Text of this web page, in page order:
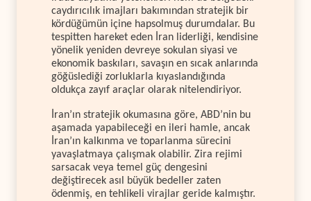
caydırıcılık imajları bakımından stratejik bir
kördüğümün içine hapsolmuş durumdalar. Bu
tespitten hareket eden İran liderliği, kendisine
yönelik yeniden devreye sokulan siyasi ve
ekonomik baskıları, savaşın en sıcak anlarında
göğüslediği zorluklarla kıyaslandığında
oldukça zayıf araçlar olarak nitelendiriyor.
İran’ın stratejik okumasına göre, ABD’nin bu
aşamada yapabileceği en ileri hamle, ancak
İran’ın kalkınma ve toparlanma sürecini
yavaşlatmaya çalışmak olabilir. Zira rejimi
sarsacak veya temel güç dengesini
değiştirecek asıl büyük bedeller zaten
ödenmiş, en tehlikeli virajlar geride kalmıştır.